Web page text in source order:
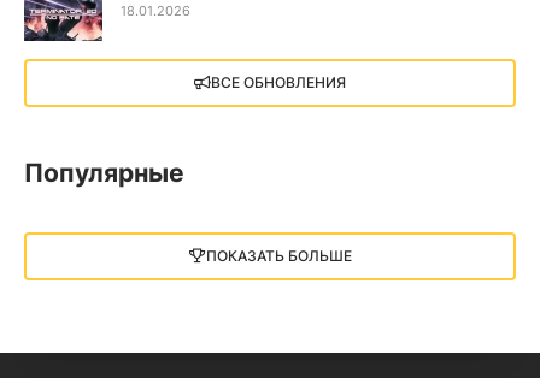
18.01.2026
X4: Foundations (2018)
13.73 GB 2018
13 ГБ 2025
ВСЕ ОБНОВЛЕНИЯ
Популярные
ПОКАЗАТЬ БОЛЬШЕ